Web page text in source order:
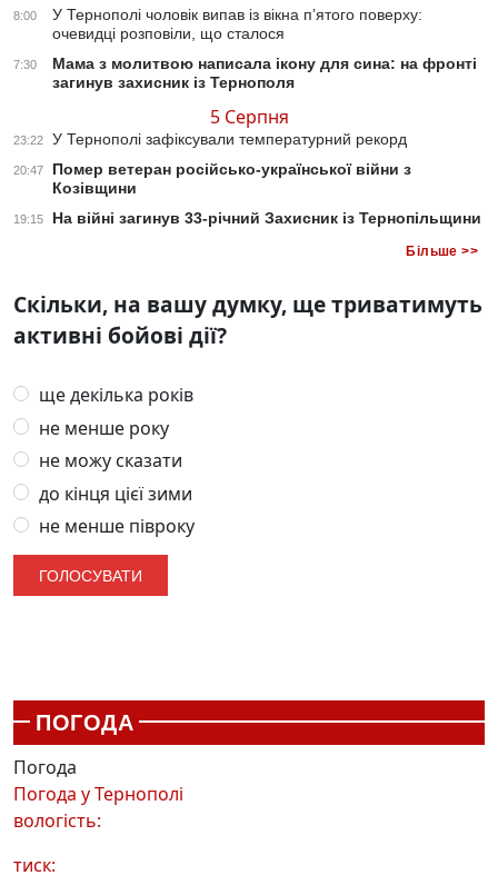
8:00
У Тернополі чоловік випав із вікна п’ятого поверху:
очевидці розповіли, що сталося
7:30
Мама з молитвою написала ікону для сина: на фронті
загинув захисник із Тернополя
5 Серпня
23:22 У Тернополі зафіксували температурний рекорд
20:47
Помер ветеран російсько-української війни з
Козівщини
19:15 На війні загинув 33-річний Захисник із Тернопільщини
Більше >>
Скільки, на вашу думку, ще триватимуть
активні бойові дії?
ще декілька років
не менше року
не можу сказати
до кінця цієї зими
не менше півроку
ПОГОДА
Погода
Погода уТернополі
вологість:
тиск: